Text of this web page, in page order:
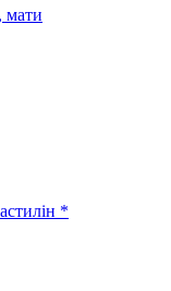
мати
*